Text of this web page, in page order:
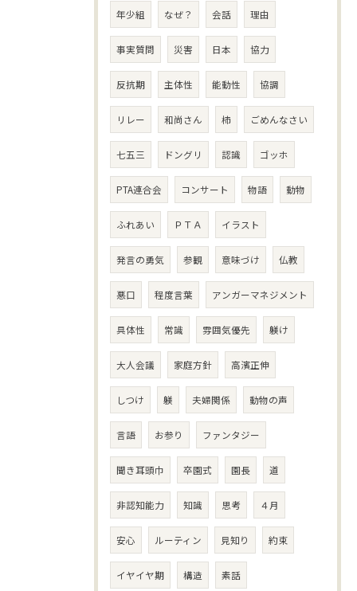
年少組 なぜ？ 会話 理由
事実質問 災害 日本 協力
反抗期 主体性 能動性 協調
リレー 和尚さん 柿 ごめんなさい
七五三 ドングリ 認識 ゴッホ
PTA連合会 コンサート 物語 動物
ふれあい ＰＴＡ イラスト
発言の勇気 参観 意味づけ 仏教
悪口 程度言葉 アンガーマネジメント
具体性 常識 雰囲気優先 躾け
大人会議 家庭方針 高濱正伸
しつけ 躾 夫婦関係 動物の声
言語 お参り ファンタジー
聞き耳頭巾 卒園式 園長 道
非認知能力 知識 思考 ４月
安心 ルーティン 見知り 約束
イヤイヤ期 構造 素話